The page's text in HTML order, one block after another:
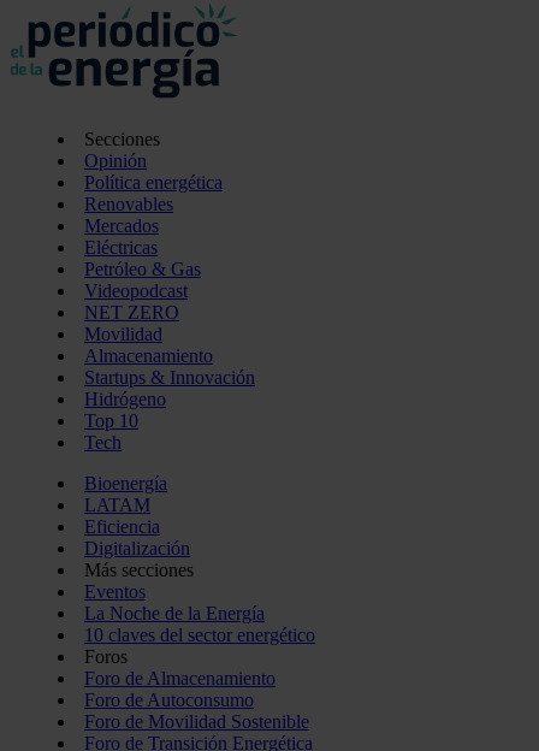
Secciones
Opinión
Política energética
Renovables
Mercados
Eléctricas
Petróleo & Gas
Videopodcast
NET ZERO
Movilidad
Almacenamiento
Startups & Innovación
Hidrógeno
Top 10
Tech
Bioenergía
LATAM
Eficiencia
Digitalización
Más secciones
Eventos
La Noche de la Energía
10 claves del sector energético
Foros
Foro de Almacenamiento
Foro de Autoconsumo
Foro de Movilidad Sostenible
Foro de Transición Energética